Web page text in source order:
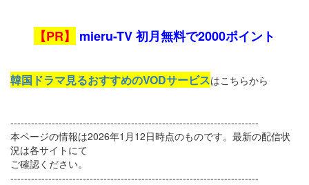
【PR】 mieru-TV 初月無料で2000ポイント
韓国ドラマ見るおすすめのVODサービスはこちらから
------------------------------------------------------------------------
本ページの情報は2026年1月12日時点のものです。最新の配信状
況は各サイトにて
ご確認ください。
------------------------------------------------------------------------